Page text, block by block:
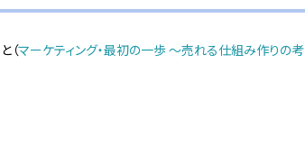
（マーケティング・最初の一歩 ～売れる仕組み作りの考